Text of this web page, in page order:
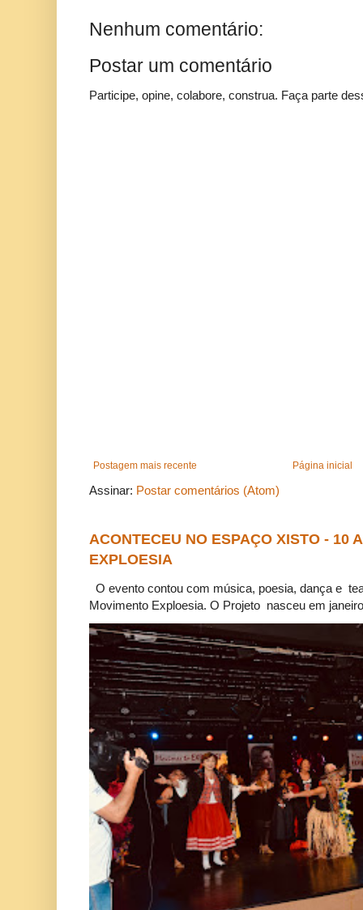
Nenhum comentário:
Postar um comentário
Participe, opine, colabore, construa. Faça parte
Postagem mais recente Página inicial
Assinar: Postar comentários (Atom)
ACONTECEU NO ESPAÇO XISTO - 10
EXPLOESIA
O evento contou com música, poesia, dança e
Movimento Exploesia. O Projeto nasceu em